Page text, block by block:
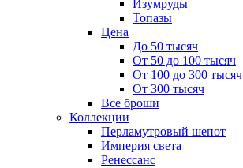
Изумруды
Топазы
Цена
До 50 тысяч
От 50 до 100 тысяч
От 100 до 300 тысяч
От 300 тысяч
Все броши
Коллекции
Перламутровый шепот
Империя света
Ренессанс